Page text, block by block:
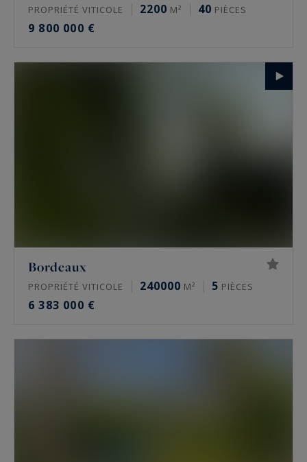
PROPRIÉTÉ VITICOLE 2200 M² 40 PIÈCES
9 800 000 €
Bordeaux
PROPRIÉTÉ VITICOLE 240000 M² 5 PIÈCES
6 383 000 €